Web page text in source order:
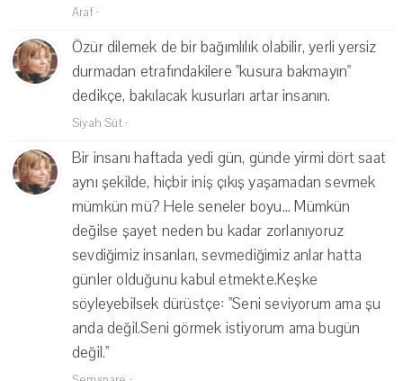
Araf·
Özür dilemek de bir bağımlılık olabilir, yerli yersiz
durmadan etrafındakilere "kusura bakmayın"
dedikçe, bakılacak kusurları artar insanın.
Siyah Süt·
Bir insanı haftada yedi gün, günde yirmi dört saat
aynı şekilde, hiçbir iniş çıkış yaşamadan sevmek
mümkün mü? Hele seneler boyu... Mümkün
değilse şayet neden bu kadar zorlanıyoruz
sevdiğimiz insanları, sevmediğimiz anlar hatta
günler olduğunu kabul etmekte.Keşke
söyleyebilsek dürüstçe: ''Seni seviyorum ama şu
anda değil.Seni görmek istiyorum ama bugün
değil.''